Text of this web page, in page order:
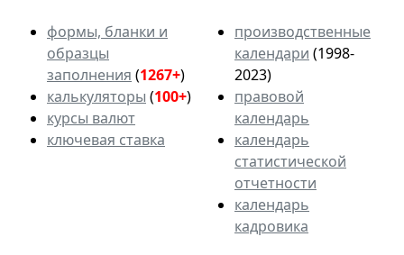
формы, бланки и
образцы
заполнения (1267+)
калькуляторы (100+)
курсы валют
ключевая ставка
производственные
календари (1998-
2023)
правовой
календарь
календарь
статистической
отчетности
календарь
кадровика